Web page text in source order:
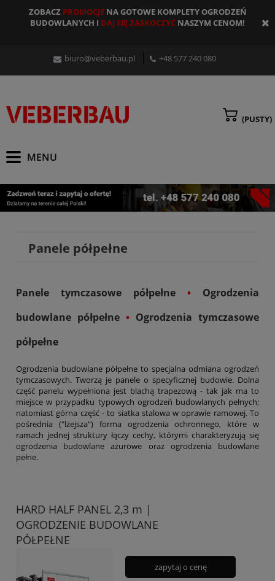
ZOBACZ PROMOCJENA GOTOWE KOMPLETY OGRODZEŃ
BUDOWLANYCH I DAJ SIĘ ZASKOCZYĆ NASZYM CENOM!
biuro@veberbau.pl +48 577 240 080
(PUSTY)
Panele półpełne
Panele tymczasowe półpełne • Ogrodzenia
budowlane półpełne • Ogrodzenia tymczasowe
półpełne
Ogrodzenia budowlane półpełne to specjalna odmiana ogrodzeń
tymczasowych. Tworzą je panele o specyficznej budowie. Dolna
część panelu wypełniona jest blachą trapezową - tak jak ma to
miejsce w przypadku typowych ogrodzeń budowlanych pełnych;
natomiast górna część - to siatka stalowa w oprawie ramowej. To
pośrednia ("lżejsza") forma ogrodzenia ochronnego, które w
ramach jednej struktury łączy cechy, którymi charakteryzują się
ogrodzenia budowlane ażurowe oraz ogrodzenia budowlane
pełne.
HARD HALF PANEL 2,3 m |
OGRODZENIE BUDOWLANE
PÓŁPEŁNE
zapytaj o cenę